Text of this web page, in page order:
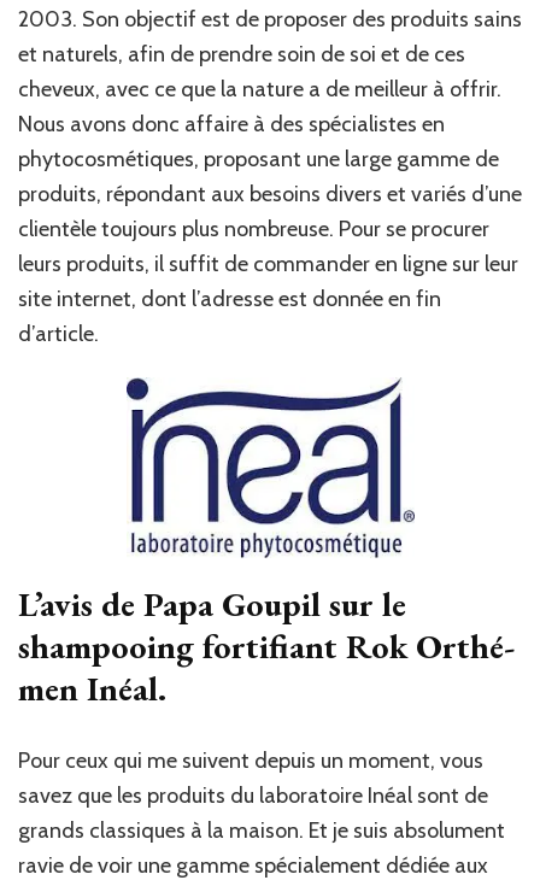
2003. Son objectif est de proposer des produits sains
et naturels, afin de prendre soin de soi et de ces
cheveux, avec ce que la nature a de meilleur à offrir.
Nous avons donc affaire à des spécialistes en
phytocosmétiques, proposant une large gamme de
produits, répondant aux besoins divers et variés d’une
clientèle toujours plus nombreuse. Pour se procurer
leurs produits, il suffit de commander en ligne sur leur
site internet, dont l’adresse est donnée en fin
d’article.
L’avis de Papa Goupil sur le
shampooing fortifiant Rok Orthé-
men Inéal.
Pour ceux qui me suivent depuis un moment, vous
savez que les produits du laboratoire Inéal sont de
grands classiques à la maison. Et je suis absolument
ravie de voir une gamme spécialement dédiée aux